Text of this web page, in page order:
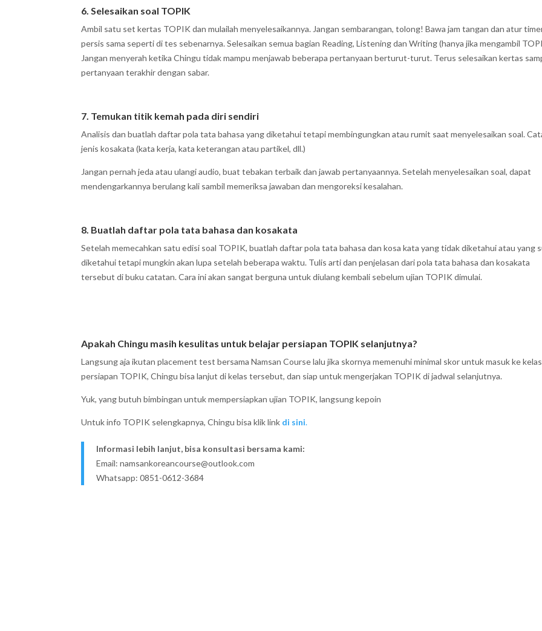
6. Selesaikan soal TOPIK
Ambil satu set kertas TOPIK dan mulailah menyelesaikannya. Jangan sembarangan, tolong! Bawa jam tangan dan atur
persis sama seperti di tes sebenarnya. Selesaikan semua bagian Reading, Listening dan Writing (hanya jika mengambil
Jangan menyerah ketika Chingu tidak mampu menjawab beberapa pertanyaan berturut-turut. Terus selesaikan kertas
pertanyaan terakhir dengan sabar.
7. Temukan titik kemah pada diri sendiri
Analisis dan buatlah daftar pola tata bahasa yang diketahui tetapi membingungkan atau rumit saat menyelesaikan soal.
jenis kosakata (kata kerja, kata keterangan atau partikel, dll.)
Jangan pernah jeda atau ulangi audio, buat tebakan terbaik dan jawab pertanyaannya. Setelah menyelesaikan soal, dapat
mendengarkannya berulang kali sambil memeriksa jawaban dan mengoreksi kesalahan.
8. Buatlah daftar pola tata bahasa dan kosakata
Setelah memecahkan satu edisi soal TOPIK, buatlah daftar pola tata bahasa dan kosa kata yang tidak diketahui atau yang
diketahui tetapi mungkin akan lupa setelah beberapa waktu. Tulis arti dan penjelasan dari pola tata bahasa dan kosakata
tersebut di buku catatan. Cara ini akan sangat berguna untuk diulang kembali sebelum ujian TOPIK dimulai.
Apakah Chingu masih kesulitas untuk belajar persiapan TOPIK selanjutnya?
Langsung aja ikutan placement test bersama Namsan Course lalu jika skornya memenuhi minimal skor untuk masuk ke kelas
persiapan TOPIK, Chingu bisa lanjut di kelas tersebut, dan siap untuk mengerjakan TOPIK di jadwal selanjutnya.
Yuk, yang butuh bimbingan untuk mempersiapkan ujian TOPIK, langsung kepoin
Untuk info TOPIK selengkapnya, Chingu bisa klik link di sini.
Informasi lebih lanjut, bisa konsultasi bersama kami:
Email: namsankoreancourse@outlook.com
Whatsapp: 0851-0612-3684